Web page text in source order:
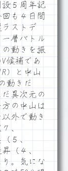
設５周年記
も４日間
ストデ
一層バトル
動きを振
候補であ
）と中山
動きだ
異次元の
の中山は
外で動き
、
５、
（４、
り。気にな